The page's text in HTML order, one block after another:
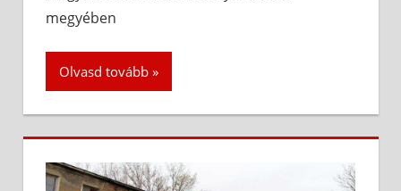
megyében
Olvasd tovább